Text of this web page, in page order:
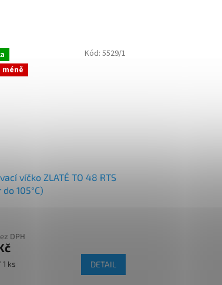
méně
víčko ZLATÉ TO 48 RTS
105°C)
DPH
1 ks DETAIL
Kód: 5529/1